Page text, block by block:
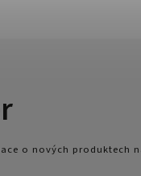
o nových produktech